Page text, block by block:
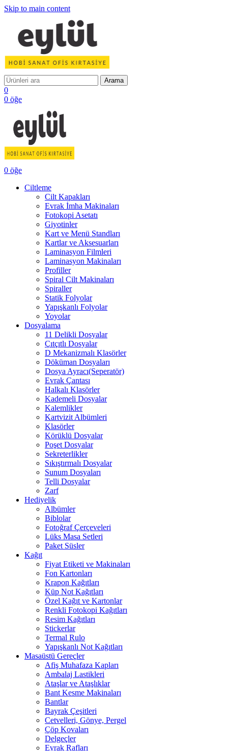
Skip to main content
Arama
0
0 öğe
0 öğe
Ciltleme
Cilt Kapakları
Evrak İmha Makinaları
Fotokopi Asetatı
Giyotinler
Kart ve Menü Standları
Kartlar ve Aksesuarları
Laminasyon Filmleri
Laminasyon Makinaları
Profiller
Spiral Cilt Makinaları
Spiraller
Statik Folyolar
Yapışkanlı Folyolar
Yoyolar
Dosyalama
11 Delikli Dosyalar
Çıtçıtlı Dosyalar
D Mekanizmalı Klasörler
Döküman Dosyaları
Dosya Ayracı(Seperatör)
Evrak Çantası
Halkalı Klasörler
Kademeli Dosyalar
Kalemlikler
Kartvizit Albümleri
Klasörler
Körüklü Dosyalar
Poşet Dosyalar
Sekreterlikler
Sıkıştırmalı Dosyalar
Sunum Dosyaları
Telli Dosyalar
Zarf
Hediyelik
Albümler
Biblolar
Fotoğraf Çerçeveleri
Lüks Masa Setleri
Paket Süsler
Kağıt
Fiyat Etiketi ve Makinaları
Fon Kartonları
Krapon Kağıtları
Küp Not Kağıtları
Özel Kağıt ve Kartonlar
Renkli Fotokopi Kağıtları
Resim Kağıtları
Stickerlar
Termal Rulo
Yapışkanlı Not Kağıtları
Masaüstü Gereçler
Afiş Muhafaza Kapları
Ambalaj Lastikleri
Ataşlar ve Ataşlıklar
Bant Kesme Makinaları
Bantlar
Bayrak Çeşitleri
Cetvelleri, Gönye, Pergel
Çöp Kovaları
Delgeçler
Evrak Rafları